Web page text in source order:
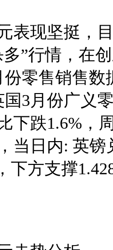
现坚挺，目
”行情，在
份零售销售
3月份广义
下跌1.6%，
当日内: 英
下方支撑